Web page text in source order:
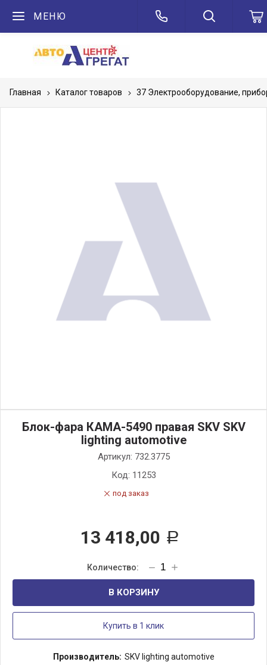
МЕНЮ
Главная Каталог товаров 37 Электрооборудование,
Блок-фара КАМА-5490 правая SKV SKV
lighting automotive
Артикул: 732.3775
Код: 11253
под заказ
13 418,00 Р
В КОРЗИНУ
Купить в 1 клик
Производитель: SKV lighting automotive